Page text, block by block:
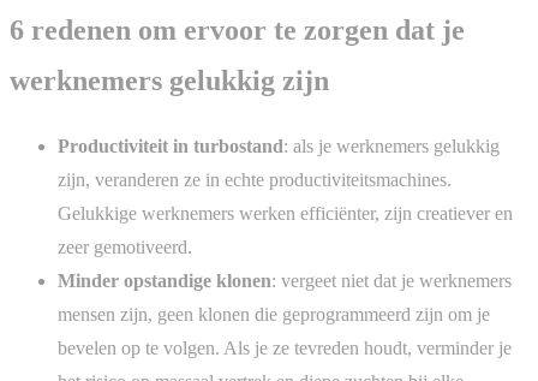
6 redenen om ervoor te zorgen dat je
werknemers gelukkig zijn
Productiviteit in turbostand: als je werknemers gelukkig
zijn, veranderen ze in echte productiviteitsmachines.
Gelukkige werknemers werken efficiënter, zijn creatiever en
zeer gemotiveerd.
Minder opstandige klonen: vergeet niet dat je werknemers
mensen zijn, geen klonen die geprogrammeerd zijn om je
bevelen op te volgen. Als je ze tevreden houdt, verminder je